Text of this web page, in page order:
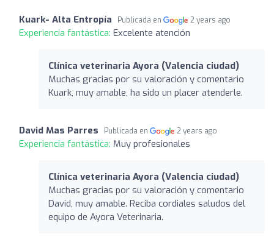
Kuark- Alta Entropía Publicada en 2 years ago
Experiencia fantástica: Excelente atención
Clínica veterinaria Ayora (Valencia ciudad)
Muchas gracias por su valoración y comentario
Kuark, muy amable, ha sido un placer atenderle.
David Mas Parres Publicada en 2 years ago
Experiencia fantástica: Muy profesionales
Clínica veterinaria Ayora (Valencia ciudad)
Muchas gracias por su valoración y comentario
David, muy amable. Reciba cordiales saludos del
equipo de Ayora Veterinaria.